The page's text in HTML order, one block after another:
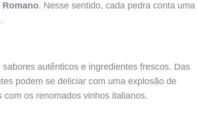
Romano. Nesse sentido, cada pedra conta uma
autênticos e ingredientes frescos. Das
podem se deliciar com uma explosão de
os renomados vinhos italianos.